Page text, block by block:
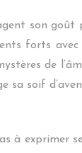
son goût
forts
de
sa soif
à exprimer